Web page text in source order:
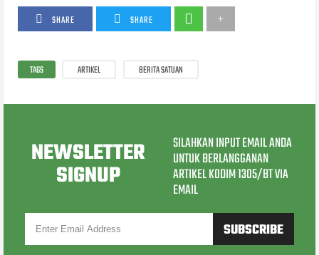
SHARE SHARE
TAGS ARTIKEL BERITA SATUAN
NEWSLETTER
SIGNUP
SILAHKAN INPUT EMAIL ANDA
UNTUK BERLANGGANAN
ARTIKEL KODIM 1305/BT VIA
EMAIL